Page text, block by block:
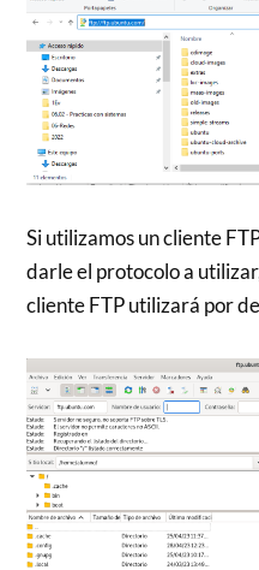
Si utilizamos un cliente
darle el protocolo a
cliente FTP utilizará por